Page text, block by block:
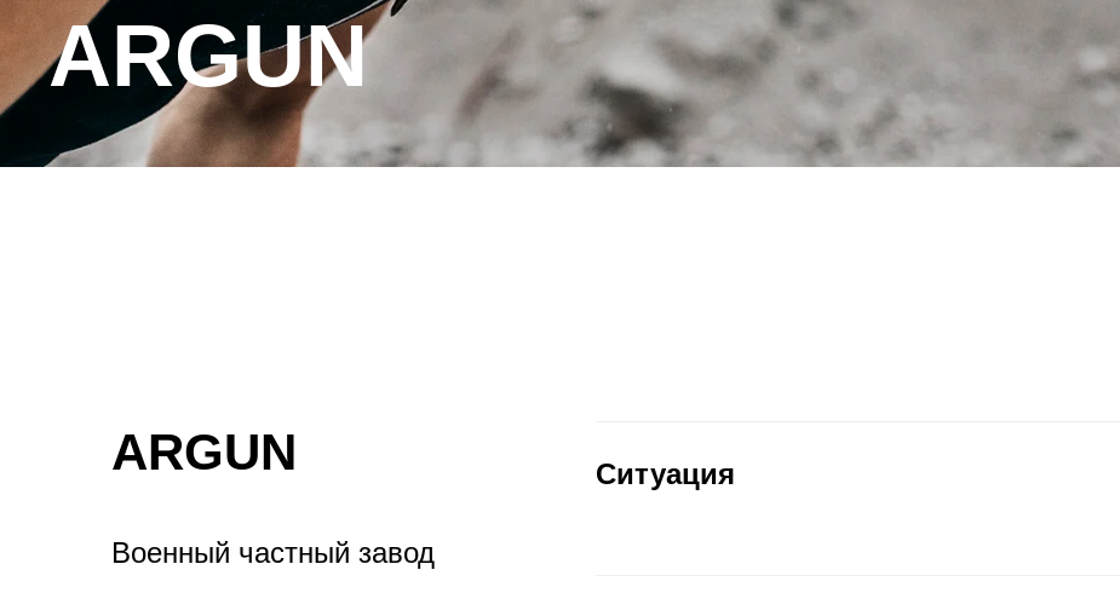
ARGUN
ARGUN
Военный частный завод
Ситуация